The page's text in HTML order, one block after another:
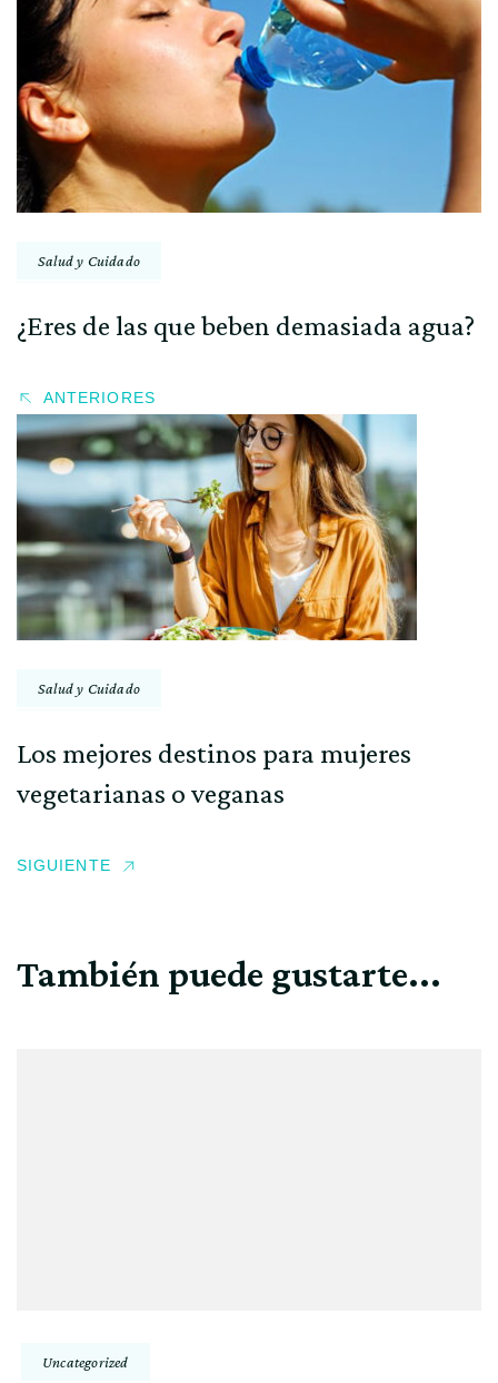
entradas
Salud y Cuidado
¿Eres de las que beben demasiada agua?
ANTERIORES
Salud y Cuidado
Los mejores destinos para mujeres
vegetarianas o veganas
SIGUIENTE
También puede gustarte...
Uncategorized